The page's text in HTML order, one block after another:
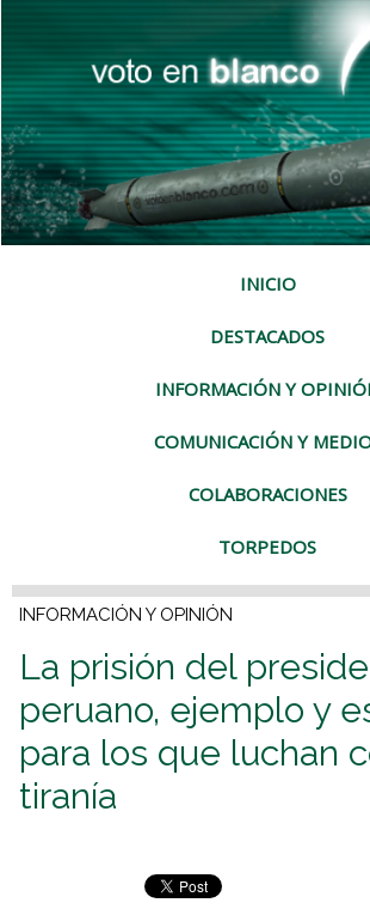
INICIO
DESTACADOS
INFORMACIÓN Y
COMUNICACIÓN Y
COLABORACIONES
TORPEDOS
INFORMACIÓN Y OPINIÓN
La prisión del
peruano, ejemplo y
para los que luchan
tiranía